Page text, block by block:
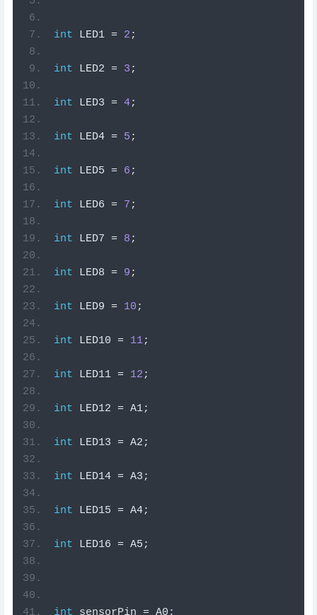
int LED1 = 2 ;
int LED2 = 3 ;
int LED3 = 4;
int LED4 = 5 ;
int LED5 = 6 ;
int LED6 = 7 ;
int LED7 = 8 ;
int LED8 = 9 ;
int LED9 = 10 ;
int LED10 = 11;
int LED11 = 12 ;
int LED12 = A1;
int LED13 = A2 ;
int LED14 = A3 ;
int LED15 = A4;
int LED16 = A5 ;
int sensorPin = A0 ;